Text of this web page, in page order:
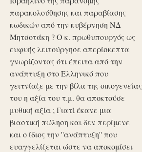
παρακολούθησης και παραβίασης
κωδικών από την κυβέρνηση ΝΔ
Μητσοτάκη ? Ο κ. πρωθυπουργός ως
ευφυής λειτούργησε απερίσκεπτα
γνωρίζοντας ότι έπειτα από την
ανάπτυξη στο Ελληνικό που
γειτνίαζε με την βίλα της οικογενείας
του η αξία του τ.μ. θα αποκτούσε
μυθική αξία ; Γιατί έκανε μια
βιαστική πώληση και δεν περίμενε
και ο ίδιος την ''ανάπτυξη'' που
ευαγγελίζεται ώστε να αποκομίσει